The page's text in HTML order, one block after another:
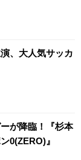
、大人気サッカ
が降臨！『杉本
0(ZERO)』